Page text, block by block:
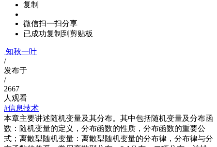
复制
微信扫一扫分享
已成功复制到剪贴板
知秋一叶
/
发布于
/
2667
人观看
#信息技术
本章主要讲述随机变量及其分布。其中包括随机变量及分布函
数：随机变量的定义，分布函数的性质，分布函数的重要公
式；离散型随机变量：离散型随机变量的分布律，分布律与分